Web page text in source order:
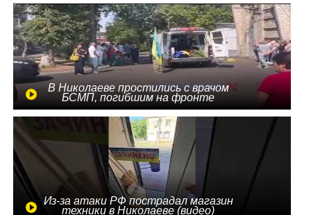
В Николаеве простились с врачом
БСМП, погибшим на фронте
Из-за атаки РФ пострадал магазин
техники в Николаеве (видео)